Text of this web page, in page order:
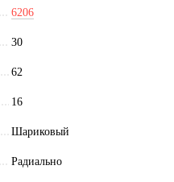
6206
30
62
16
Шариковый
Радиально